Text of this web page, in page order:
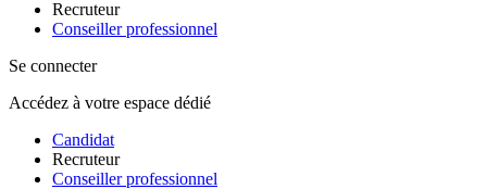
Recruteur
Conseiller professionnel
Se connecter
Accédez à votre espace dédié
Candidat
Recruteur
Conseiller professionnel